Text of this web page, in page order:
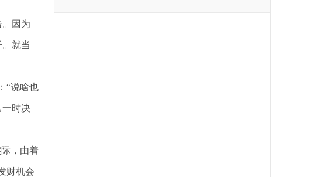
因为
就当
“说啥也
一时决
，由着
财机会